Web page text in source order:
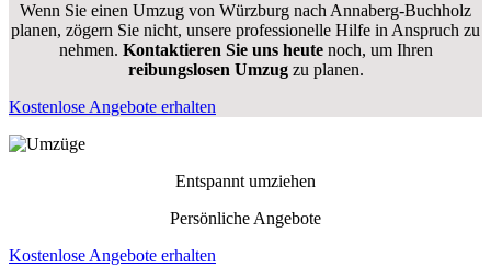
Wenn Sie einen Umzug von Würzburg nach Annaberg-Buchholz
planen, zögern Sie nicht, unsere professionelle Hilfe in Anspruch zu
nehmen. Kontaktieren Sie uns heutenoch, um Ihren
reibungslosen Umzugzu planen.
Kostenlose Angebote erhalten
Entspannt umziehen
Persönliche Angebote
Kostenlose Angebote erhalten